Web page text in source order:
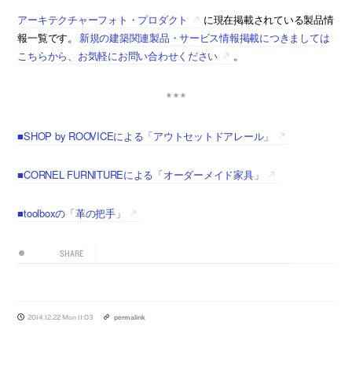
アーキテクチャーフォト・プロダクト
に現在掲載されている製品情
報一覧です。
新規の建築関連製品・サービス情報掲載につきましては
こちらから、お気軽にお問い合わせください
。
■SHOP by ROOVICEによる「アウトセットドアレール」
■CORNEL FURNITUREによる「オーダーメイド家具」
■toolboxの「革の把手」
SHARE
2014.12.22 Mon 11:03 permalink